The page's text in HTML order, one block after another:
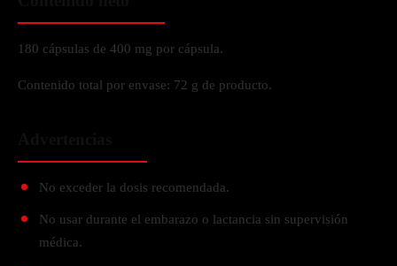
180 cápsulas de 400 mg por cápsula.
Contenido total por envase: 72 g de producto.
No exceder la dosis recomendada.
No usar durante el embarazo o lactancia sin supervisión
médica.